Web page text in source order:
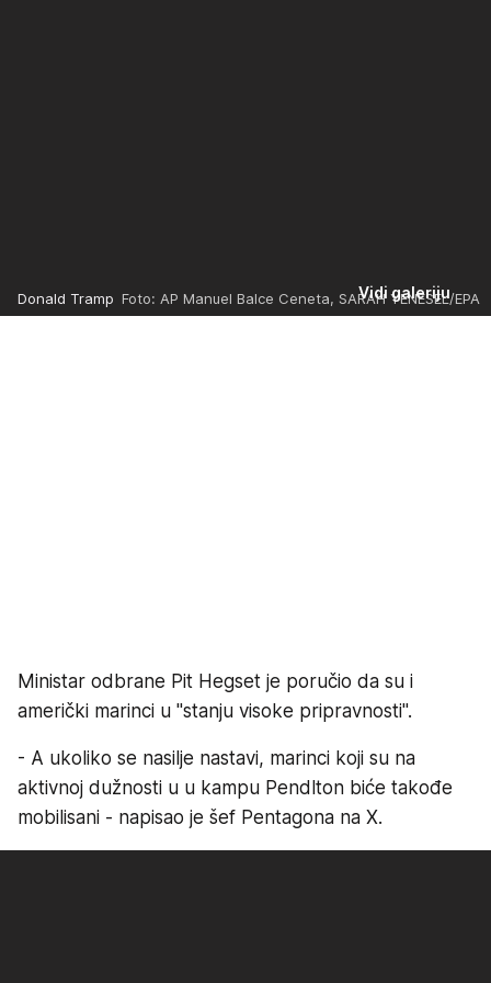
Vidi galeriju
Donald Tramp Foto: AP Manuel Balce Ceneta, SARAH YENESEL/EPA
Ministar odbrane Pit Hegset je poručio da su i
američki marinci u "stanju visoke pripravnosti".
- A ukoliko se nasilje nastavi, marinci koji su na
aktivnoj dužnosti u u kampu Pendlton biće takođe
mobilisani - napisao je šef Pentagona na X.